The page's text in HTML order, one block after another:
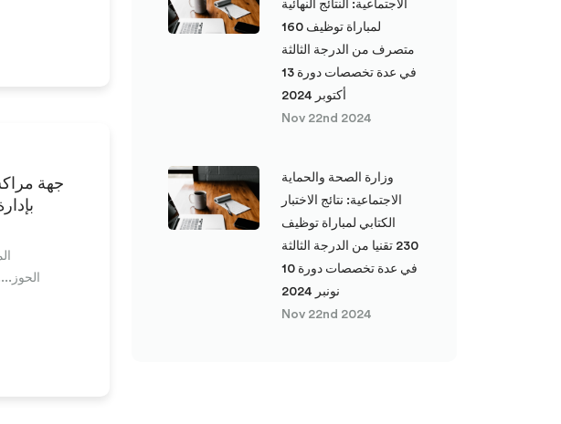
جهة
الاجتماعية: النتائج النهائية
لمباراة توظيف 160
متصرف من الدرجة الثالثة
في عدة تخصصات دورة 13
أكتوبر 2024
Nov 22nd 2024
وزارة الصحة والحماية
الاجتماعية: نتائج الاختبار
الكتابي لمباراة توظيف
230 تقنيا من الدرجة الثالثة
في عدة تخصصات دورة 10
نونبر 2024
Nov 22nd 2024